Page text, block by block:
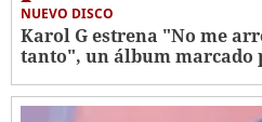
NUEVO DISCO
Karol G estrena "No me
tanto", un álbum marcado